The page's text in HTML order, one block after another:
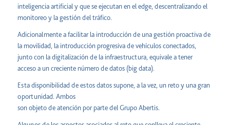
inteligencia artificial y que se ejecutan en el edge, descentralizando el
monitoreo y la gestión del tráfico.
Adicionalmente a facilitar la introducción de una gestión proactiva de
la movilidad, la introducción progresiva de vehículos conectados,
junto con la digitalización de la infraestructura, equivale a tener
acceso a un creciente número de datos (big data).
Esta disponibilidad de estos datos supone, a la vez, un reto y una gran
oportunidad. Ambos
son objeto de atención por parte del Grupo Abertis.